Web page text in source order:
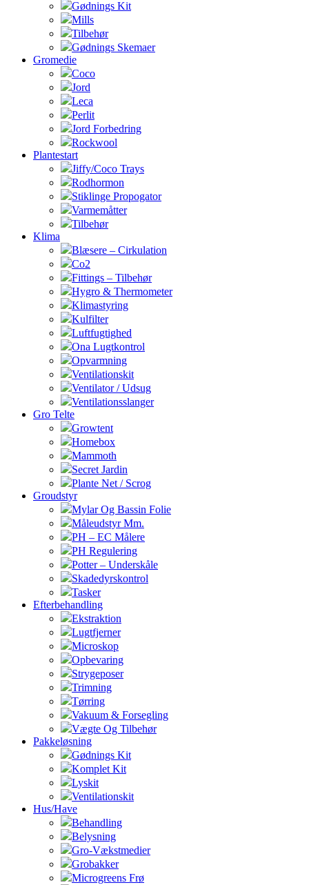
Gødnings Kit
Mills
Tilbehør
Gødnings Skemaer
Gromedie
Coco
Jord
Leca
Perlit
Jord Forbedring
Rockwool
Plantestart
Jiffy/Coco Trays
Rodhormon
Stiklinge Propogator
Varmemåtter
Tilbehør
Klima
Blæsere – Cirkulation
Co2
Fittings – Tilbehør
Hygro & Thermometer
Klimastyring
Kulfilter
Luftfugtighed
Ona Lugtkontrol
Opvarmning
Ventilationskit
Ventilator / Udsug
Ventilationsslanger
Gro Telte
Growtent
Homebox
Mammoth
Secret Jardin
Plante Net / Scrog
Groudstyr
Mylar Og Bassin Folie
Måleudstyr Mm.
PH – EC Målere
PH Regulering
Potter – Underskåle
Skadedyrskontrol
Tasker
Efterbehandling
Ekstraktion
Lugtfjerner
Microskop
Opbevaring
Strygeposer
Trimning
Tørring
Vakuum & Forsegling
Vægte Og Tilbehør
Pakkeløsning
Gødnings Kit
Komplet Kit
Lyskit
Ventilationskit
Hus/Have
Behandling
Belysning
Gro-Vækstmedier
Grobakker
Microgreens Frø